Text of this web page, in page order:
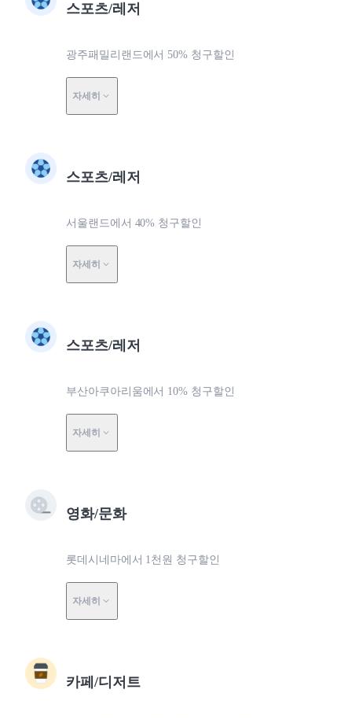
스포츠/레저
광주패밀리랜드에서 50% 청구할인
자세히
스포츠/레저
서울랜드에서 40% 청구할인
자세히
스포츠/레저
부산아쿠아리움에서 10% 청구할인
자세히
영화/문화
롯데시네마에서 1천원 청구할인
자세히
카페/디저트